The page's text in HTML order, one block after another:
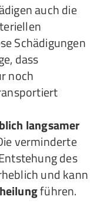
auch die
Schädigungen
dass
noch
langsamer
verminderte
des
und kann
führen.